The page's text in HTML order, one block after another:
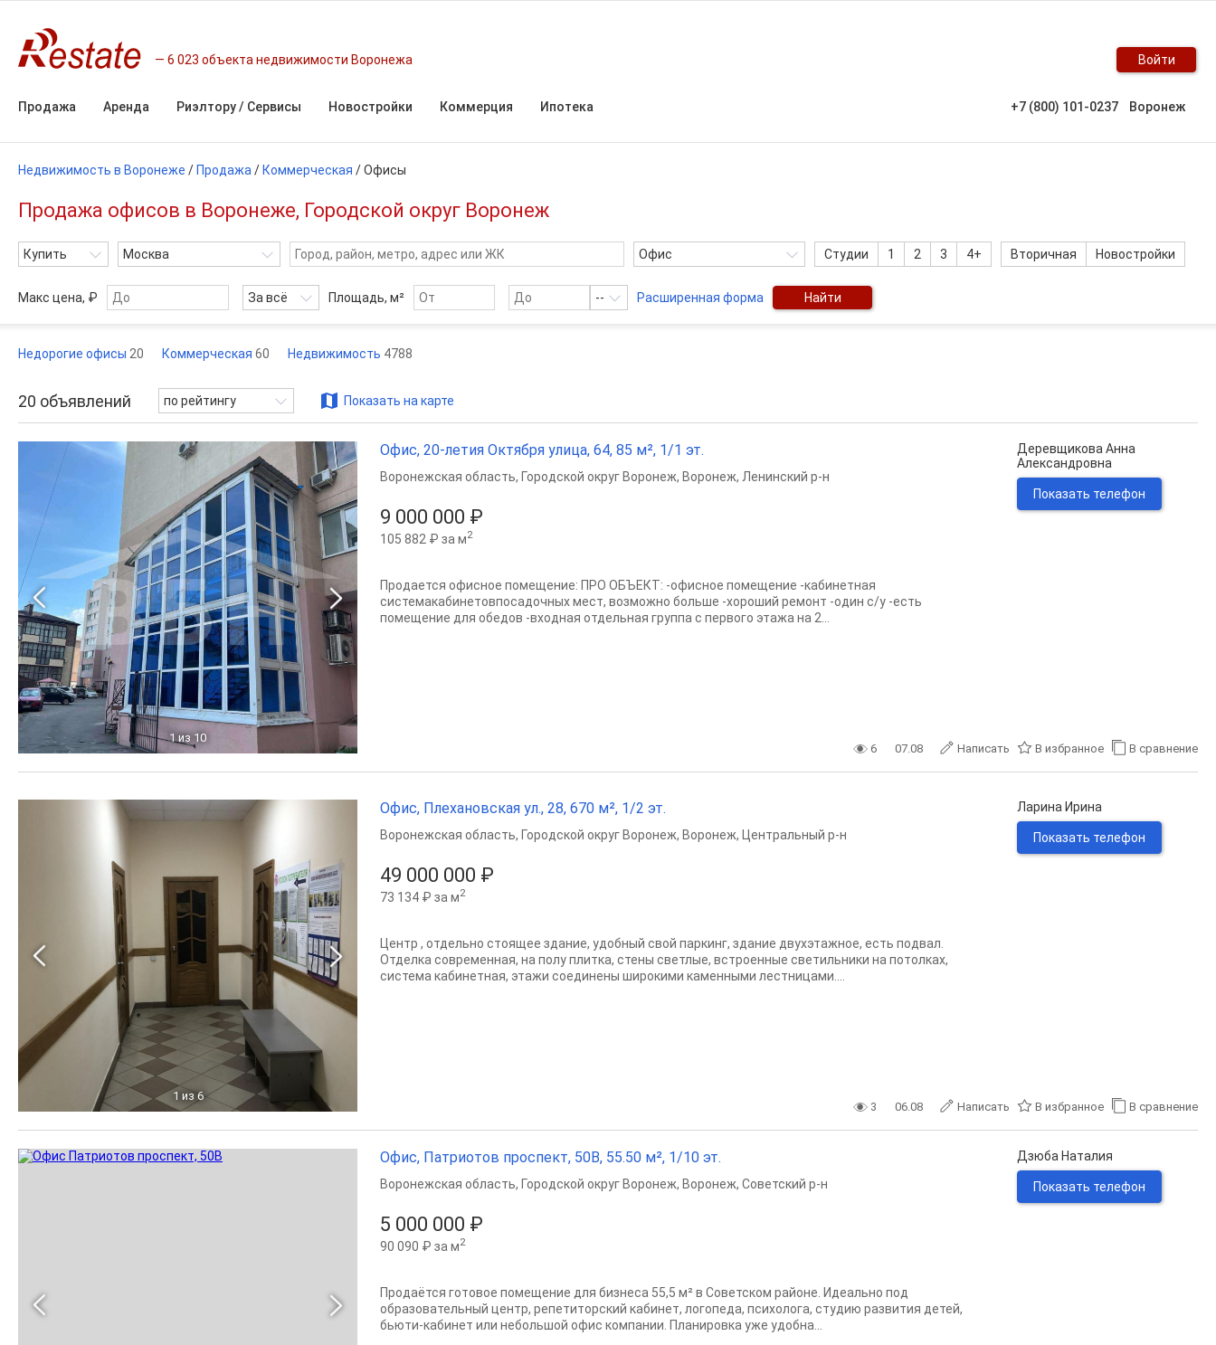
6 023 объекта недвижимости Воронежа Войти
Продажа Аренда Риэлтору / Сервисы Новостройки Коммерция Ипотека +7 (800) 101-0237 Воронеж
Недвижимость в Воронеже / Продажа / Коммерческая /Офисы
Продажа офисов в Воронеже, Городской округ Воронеж
Купить Москва Офис Студии 1 2 3 4+ Вторичная Новостройки
Макс цена, ₽ За всё Площадь, м² -- Расширенная форма Найти
Недорогие офисы 20 Коммерческая 60 Недвижимость 4788
20 объявлений по рейтингу Показать на карте
1 из 10
Офис, 20-летия Октября улица, 64, 85 м², 1/1 эт.
9 000 000 ₽
105 882 ₽ за м2
Воронежская область, Городской округ Воронеж, Воронеж, Ленинский р-н
Продается офисное помещение: ПРО ОБЪЕКТ: -офисное помещение -кабинетная
системакабинетовпосадочных мест, возможно больше -хороший ремонт -один с/у -есть
помещение для обедов -входная отдельная группа с первого этажа на 2...
Деревщикова Анна
Александровна
Показать телефон
6 07.08 Написать В избранное В сравнение
1 из 6
Офис, Плехановская ул., 28, 670 м², 1/2 эт.
49 000 000 ₽
73 134 ₽ за м2
Воронежская область, Городской округ Воронеж, Воронеж, Центральный р-н
Центр , отдельно стоящее здание, удобный свой паркинг, здание двухэтажное, есть подвал.
Отделка современная, на полу плитка, стены светлые, встроенные светильники на потолках,
система кабинетная, этажи соединены широкими каменными лестницами....
Ларина Ирина
Показать телефон
3 06.08 Написать В избранное В сравнение
Офис, Патриотов проспект, 50В, 55.50 м², 1/10 эт.
5 000 000 ₽
90 090 ₽ за м2
Воронежская область, Городской округ Воронеж, Воронеж, Советский р-н
Продаётся готовое помещение для бизнеса 55,5 м² в Советском районе. Идеально под
образовательный центр, репетиторский кабинет, логопеда, психолога, студию развития детей,
бьюти‑кабинет или небольшой офис компании. Планировка уже удобна...
Дзюба Наталия
Показать телефон